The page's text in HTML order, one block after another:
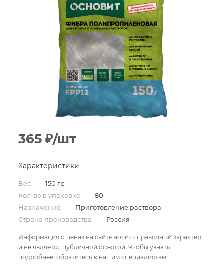
365 ₽/шт
Характеристики
Вес — 150 гр
Кол-во в упаковке — 80
Назначение — Приготовление раствора
Страна производства — Россия
Информация о ценах на сайте носит справочный характер
и не является публичной офертой. Чтобы узнать
подробнее, обратитесь к нашим специалистам.